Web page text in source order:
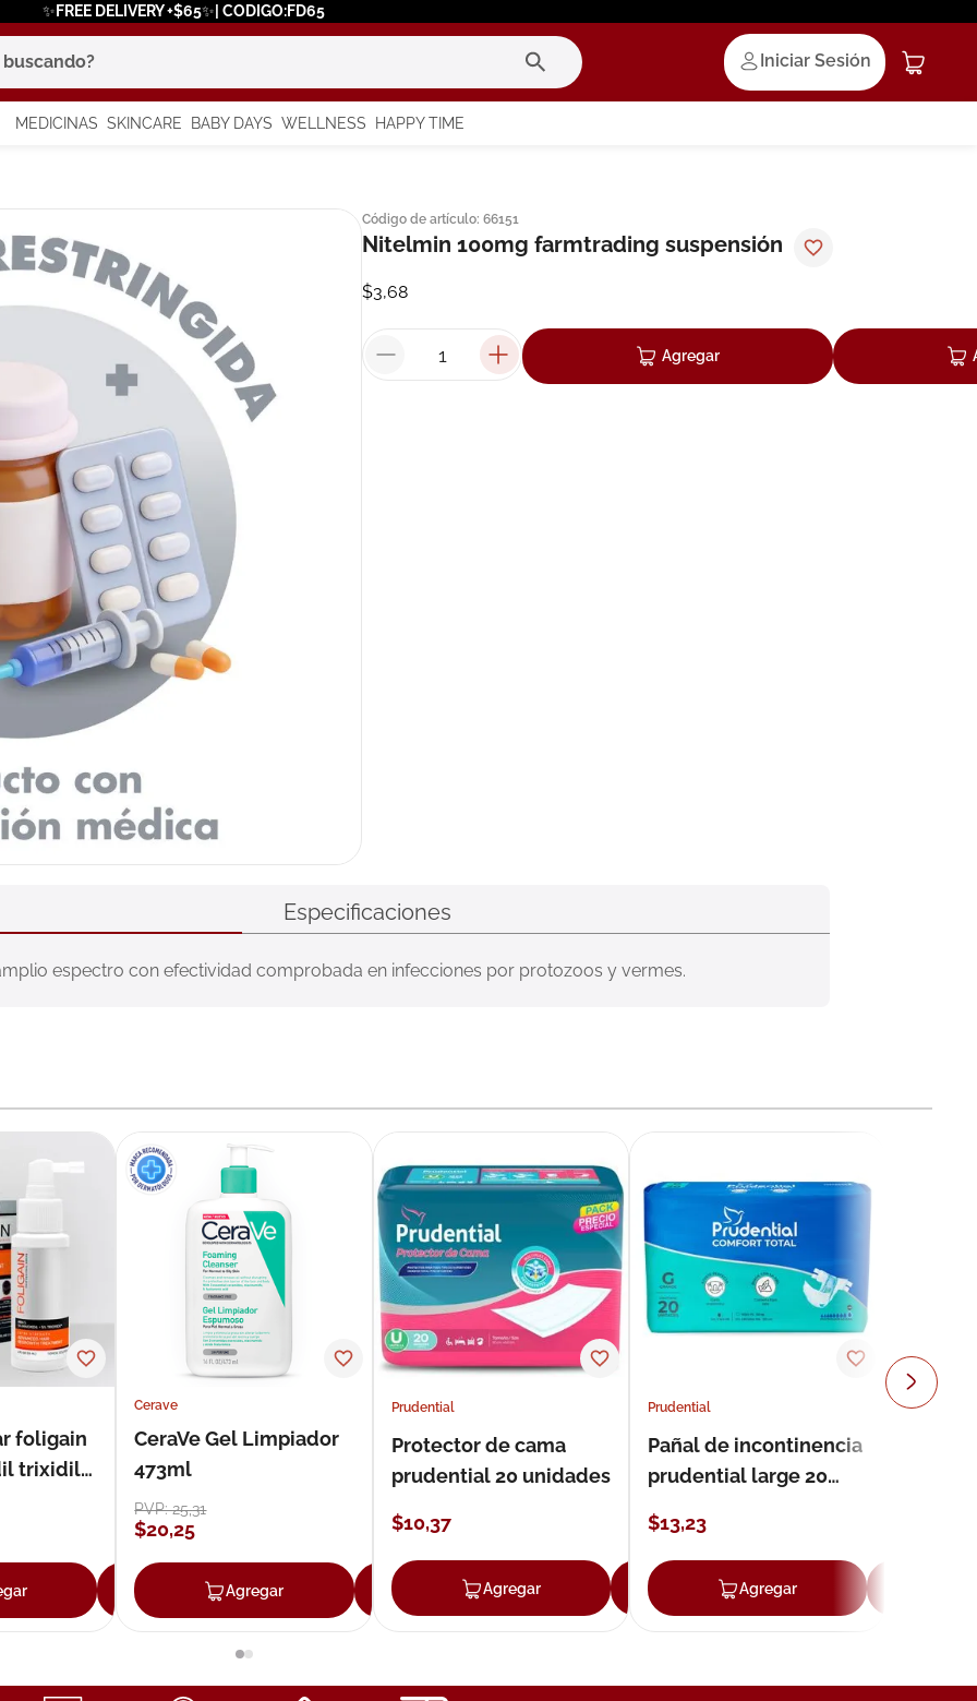
✨FREE DELIVERY +$65✨| CODIGO:FD65
Iniciar Sesión
MEDICINAS SKINCARE BABY DAYS WELLNESS HAPPY TIME
Código de artículo: 66151
Nitelmin 100mg farmtrading suspensión
$3,68
Agregar
Especificaciones
espectro con efectividad comprobada en infecciones por protozoos y vermes.
foligain
trixidil
Agregar
Cerave
CeraVe Gel Limpiador
473ml
PVP:25,31
$20,25
Agregar Agregar
Prudential
Protector de cama
prudential 20 unidades
$10,37
Agregar Agregar
Prudential
Pañal de incontinencia
prudential large 20
$13,23
Agregar
más buscados